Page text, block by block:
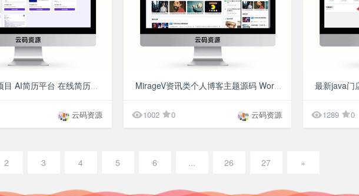
云码资源 1002 0 云码资源 1289 0
2 3 4 5 6 ... 26 27 »